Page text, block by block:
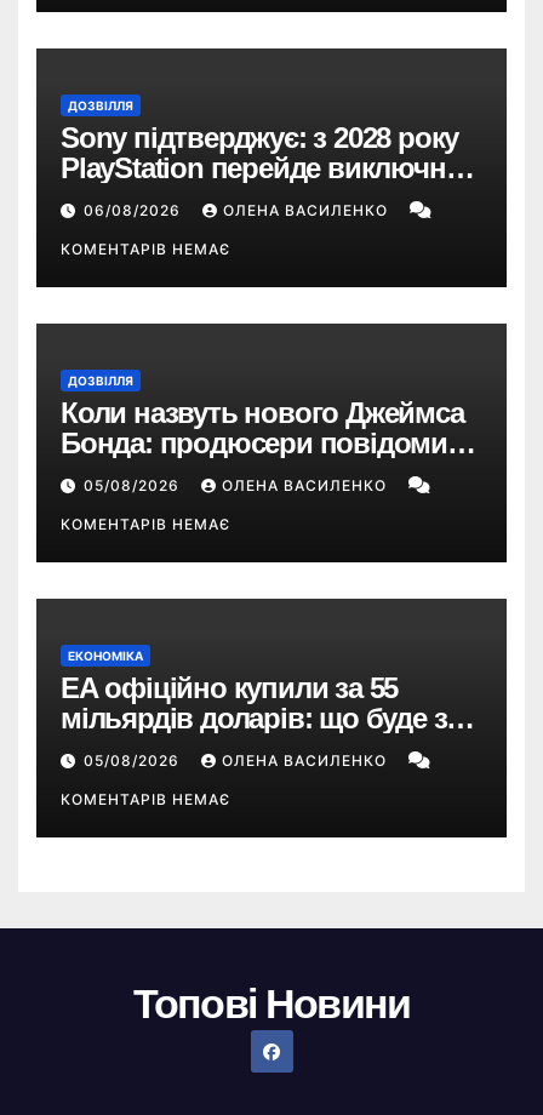
ДОЗВІЛЛЯ
Sony підтверджує: з 2028 року
PlayStation перейде виключно
на цифрові ігри
06/08/2026 ОЛЕНА ВАСИЛЕНКО
КОМЕНТАРІВ НЕМАЄ
ДОЗВІЛЛЯ
Коли назвуть нового Джеймса
Бонда: продюсери повідомили
про терміни кастингу
05/08/2026 ОЛЕНА ВАСИЛЕНКО
КОМЕНТАРІВ НЕМАЄ
ЕКОНОМІКА
EA офіційно купили за 55
мільярдів доларів: що буде з
EA Sports FC, Battlefield і The
Sims
05/08/2026 ОЛЕНА ВАСИЛЕНКО
КОМЕНТАРІВ НЕМАЄ
Топові Новини